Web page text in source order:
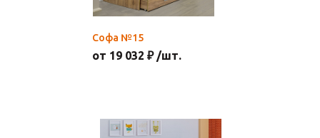
Софа №15
от 19 032 ₽ /шт.